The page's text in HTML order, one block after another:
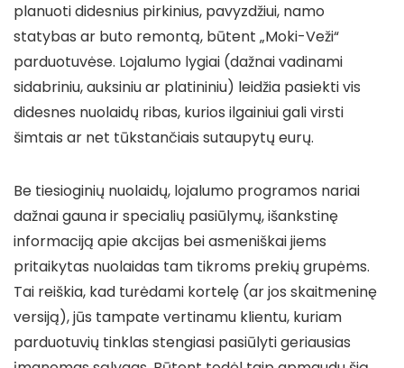
planuoti didesnius pirkinius, pavyzdžiui, namo
statybas ar buto remontą, būtent „Moki-Veži“
parduotuvėse. Lojalumo lygiai (dažnai vadinami
sidabriniu, auksiniu ar platininiu) leidžia pasiekti vis
didesnes nuolaidų ribas, kurios ilgainiui gali virsti
šimtais ar net tūkstančiais sutaupytų eurų.
Be tiesioginių nuolaidų, lojalumo programos nariai
dažnai gauna ir specialių pasiūlymų, išankstinę
informaciją apie akcijas bei asmeniškai jiems
pritaikytas nuolaidas tam tikroms prekių grupėms.
Tai reiškia, kad turėdami kortelę (ar jos skaitmeninę
versiją), jūs tampate vertinamu klientu, kuriam
parduotuvių tinklas stengiasi pasiūlyti geriausias